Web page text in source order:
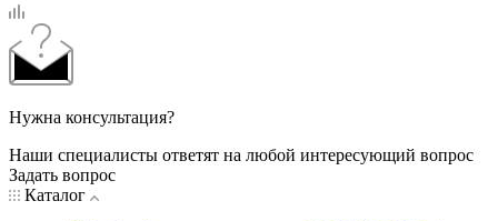
Нужна консультация?
Наши специалисты ответят на любой интересующий вопрос
Задать вопрос
Каталог